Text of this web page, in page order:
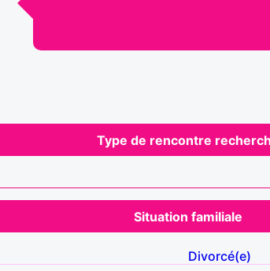
Type de rencontre
Situation familiale
Divorcé(e)